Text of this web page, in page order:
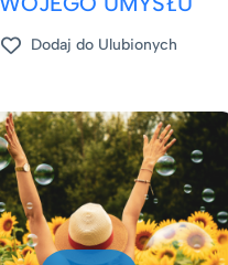
Dodaj do Ulubionych